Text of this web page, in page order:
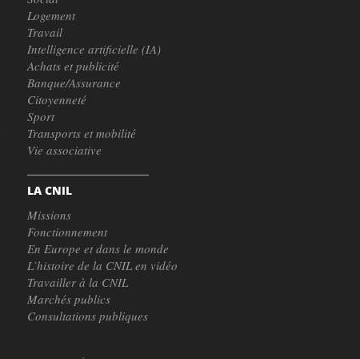
Logement
Travail
Intelligence artificielle (IA)
Achats et publicité
Banque/Assurance
Citoyenneté
Sport
Transports et mobilité
Vie associative
LA CNIL
Missions
Fonctionnement
En Europe et dans le monde
L’histoire de la CNIL en vidéo
Travailler à la CNIL
Marchés publics
Consultations publiques